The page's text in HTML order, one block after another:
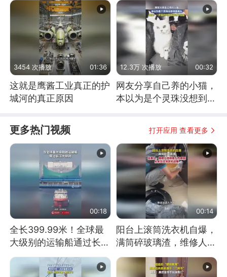
3454 次播放 01:36
这就是鹰酱工业真正的护
城河的真正原因
12.3万 次播放 00:32
网友分享自己养的小猫，
本以为是个灵珠没想到是
更多热门视频 打开应用 查看更多
00:18
全长399.99米！全球最
大级别的运输船通过长江
大桥这一幕，太震撼了！
00:14
阳台上滚筒洗衣机自爆，
满筒碎玻璃渣，维修人员
称是人为原因，从未见过
洗衣机自爆